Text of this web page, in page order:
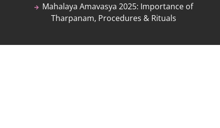
Mahalaya Amavasya 2025: Importance of
Tharpanam, Procedures & Rituals